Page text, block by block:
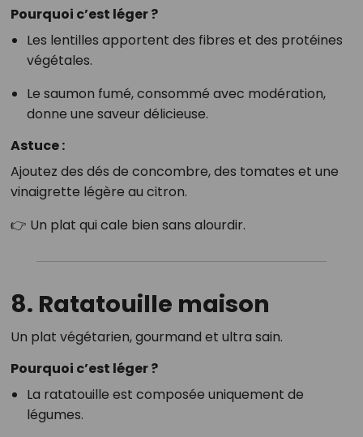
Pourquoi c’est léger ?
Les lentilles apportent des fibres et des protéines
végétales.
Le saumon fumé, consommé avec modération,
donne une saveur délicieuse.
Astuce :
Ajoutez des dés de concombre, des tomates et une
vinaigrette légère au citron.
👉 Un plat qui cale bien sans alourdir.
8. Ratatouille maison
Un plat végétarien, gourmand et ultra sain.
Pourquoi c’est léger ?
La ratatouille est composée uniquement de
légumes.